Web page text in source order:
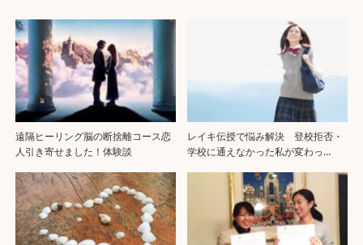
遠隔ヒーリング脳の断捨離コース恋
人引き寄せました！体験談
レイキ伝授で悩み解決 登校拒否・
学校に通えなかった私が変わっ…